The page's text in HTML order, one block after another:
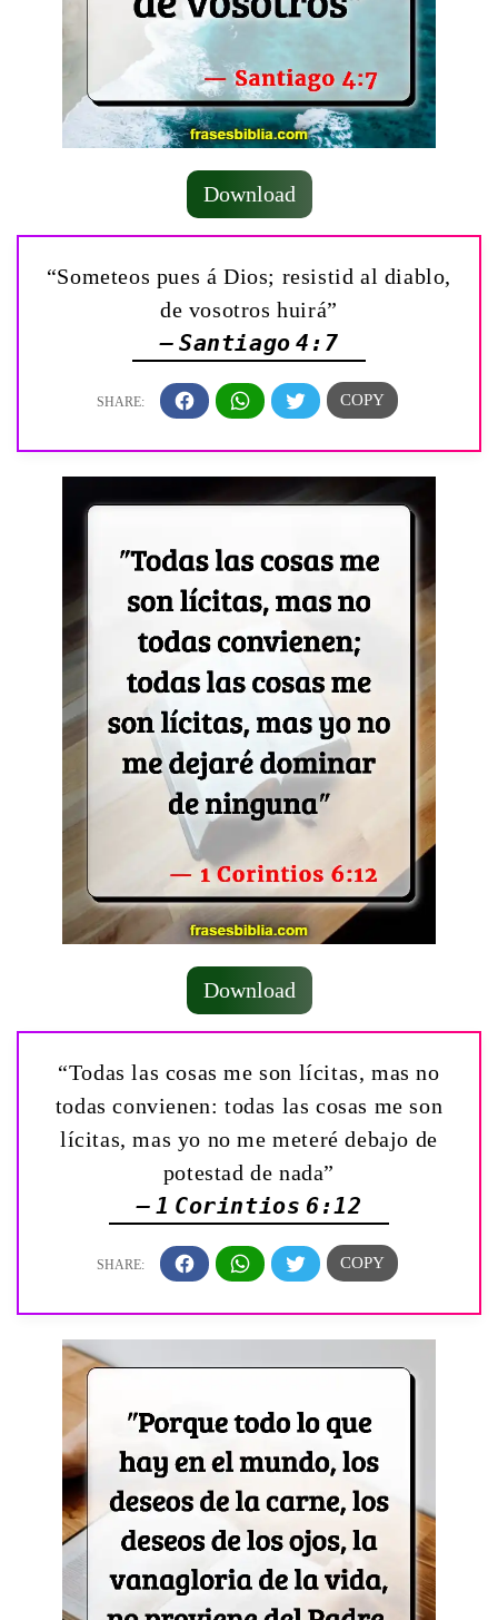
Download
“Someteos pues á Dios; resistid al diablo,
de vosotros huirá”
— Santiago 4:7
Download
“Todas las cosas me son lícitas, mas no
todas convienen: todas las cosas me son
lícitas, mas yo no me meteré debajo de
potestad de nada”
— 1 Corintios 6:12